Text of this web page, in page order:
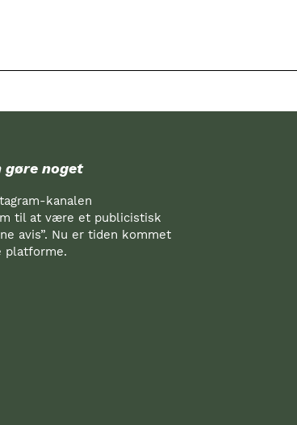
gøre noget
kanalen
til at være et publicistisk
avis”. Nu er tiden kommet
platforme.